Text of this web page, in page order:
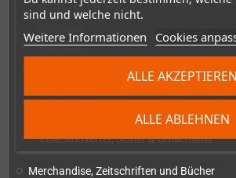
sind und welche nicht.
Weitere Informationen Cookies
ALLE ABLEHNEN
ALLE AKZEPTIEREN
Modul-Ausleser
Tastaturen
Tragetaschen und Schutzhüllen
Videokonverter, Scaler & Umschalter
Merchandise, Zeitschriften und Bücher